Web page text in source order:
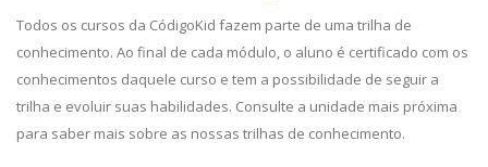
Todos os cursos da CódigoKid fazem parte de uma trilha de
conhecimento. Ao final de cada módulo, o aluno é certificado com os
conhecimentos daquele curso e tem a possibilidade de seguir a
trilha e evoluir suas habilidades. Consulte a unidade mais próxima
para saber mais sobre as nossas trilhas de conhecimento.